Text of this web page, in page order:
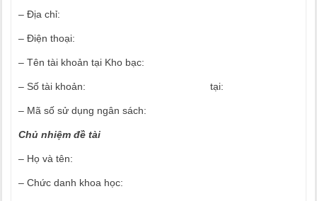
– Địa chỉ:
– Điện thoại:
– Tên tài khoản tại Kho bạc:
– Số tài khoản: tại:
– Mã số sử dụng ngân sách:
Chủ nhiệm đề tài
– Họ và tên:
– Chức danh khoa học: